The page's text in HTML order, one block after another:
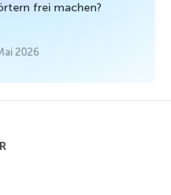
frei machen?
2026